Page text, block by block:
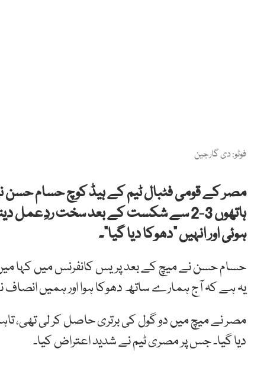
فوٹو: دی گارجین
مصر کے قومی فٹبال ٹیم کے ہیڈ کوچ حسام حسن
ہاتھوں 3-2 سے شکست کے بعد سخت
ہوئی اور انہیں “دھوکا دیا گیا”۔
حسام حسن نے میچ کے بعد پریس کانفرنس میں کہا
یہ ہے کہ آج ہمارے ساتھ دھوکا ہوا اور ہمیں انصاف
مصر نے میچ میں دو گول کی برتری حاصل کر لی تھی،
دیا گیا۔ جس پر مصری ٹیم نے شدید اعتراض کیا۔